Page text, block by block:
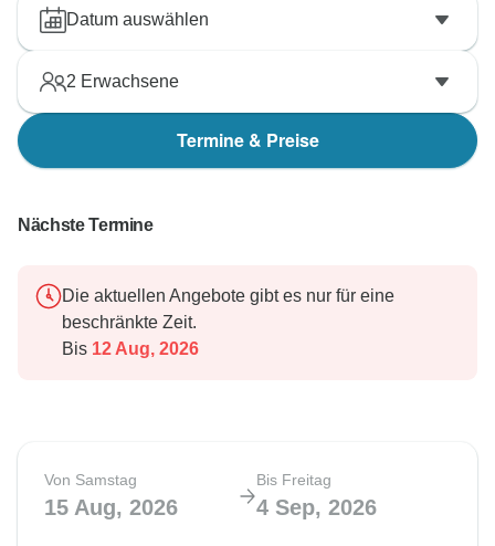
Datum auswählen
2 Erwachsene
Termine & Preise
Nächste Termine
Die aktuellen Angebote gibt es nur für eine
beschränkte Zeit.
Bis 12 Aug, 2026
Von Samstag
15 Aug, 2026
Bis Freitag
4 Sep, 2026